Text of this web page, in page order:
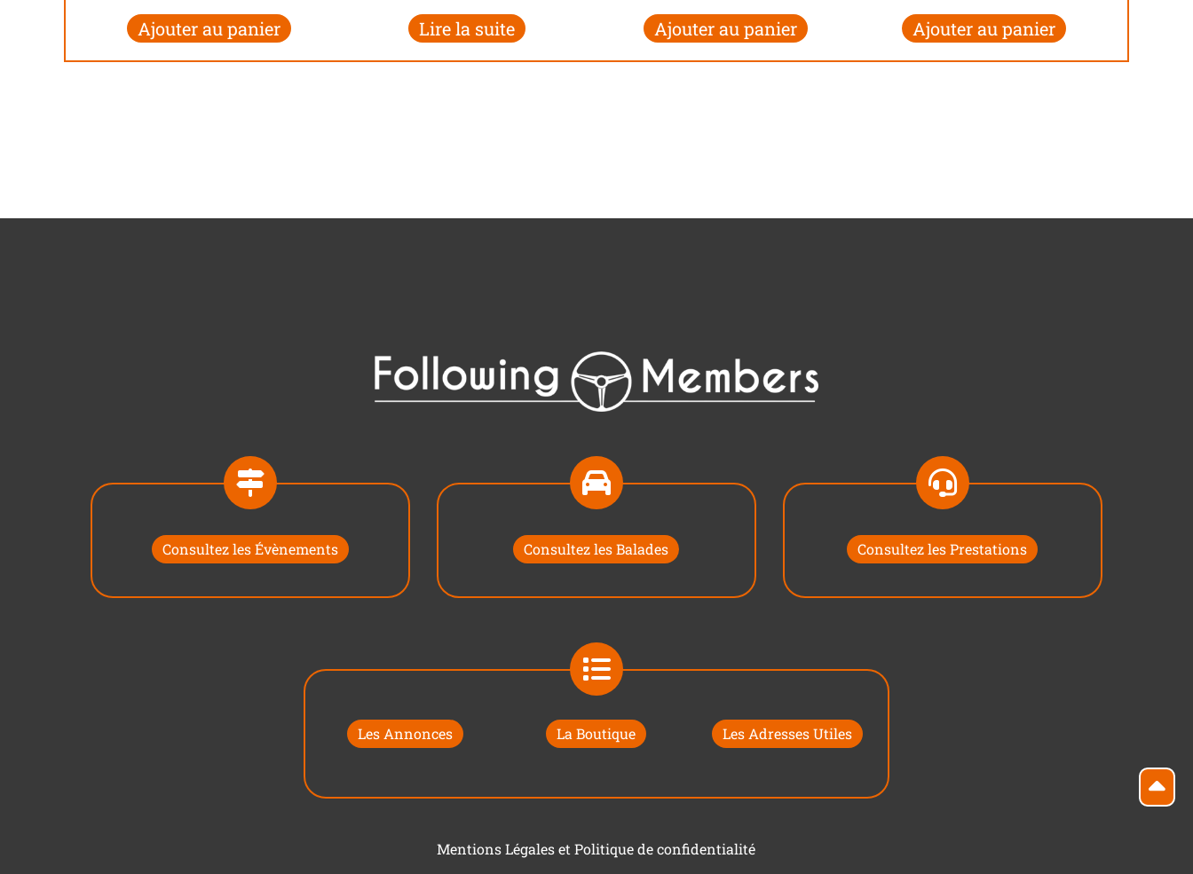
Ajouter au panier Lire la suite Ajouter au panier Ajouter au panier
Consultez les Évènements Consultez les Balades Consultez les Prestations
Les Annonces La Boutique Les Adresses Utiles
Mentions Légales et Politique de confidentialité